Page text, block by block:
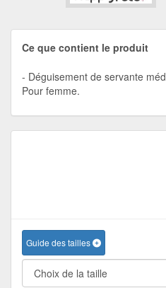
Ce que contient le produit
Déguisement de servante
Pour femme.
Guide des tailles